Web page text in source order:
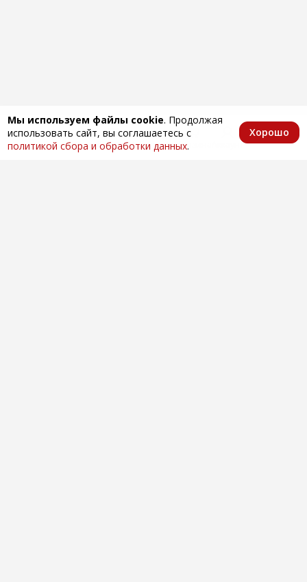
Мы используем файлы cookie. Продолжая
использовать сайт, вы соглашаетесь с
политикой сбора и обработки данных.
Хорошо
Главная КаталогИзбранноеКорзина Аккаунт